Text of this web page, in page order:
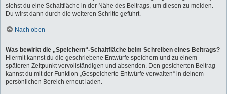
siehst du eine Schaltfläche in der Nähe des Beitrags, um diesen zu melden.
Du wirst dann durch die weiteren Schritte geführt.
Nach oben
Was bewirkt die „Speichern“-Schaltfläche beim Schreiben eines Beitrags?
Hiermit kannst du die geschriebene Entwürfe speichern und zu einem
späteren Zeitpunkt vervollständigen und absenden. Den gesicherten Beitrag
kannst du mit der Funktion „Gespeicherte Entwürfe verwalten“ in deinem
persönlichen Bereich erneut laden.